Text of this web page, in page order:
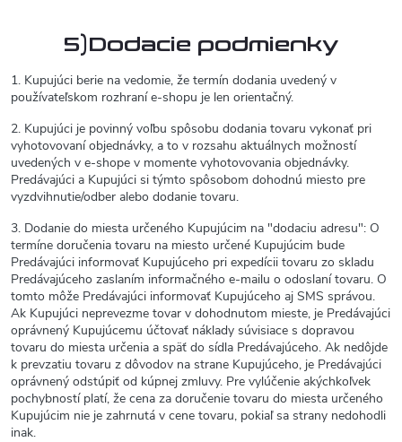
5)Dodacie podmienky
1. Kupujúci berie na vedomie, že termín dodania uvedený v
používateľskom rozhraní e-shopu je len orientačný.
2. Kupujúci je povinný voľbu spôsobu dodania tovaru vykonať pri
vyhotovovaní objednávky, a to v rozsahu aktuálnych možností
uvedených v e-shope v momente vyhotovovania objednávky.
Predávajúci a Kupujúci si týmto spôsobom dohodnú miesto pre
vyzdvihnutie/odber alebo dodanie tovaru.
3. Dodanie do miesta určeného Kupujúcim na "dodaciu adresu": O
termíne doručenia tovaru na miesto určené Kupujúcim bude
Predávajúci informovať Kupujúceho pri expedícii tovaru zo skladu
Predávajúceho zaslaním informačného e-mailu o odoslaní tovaru. O
tomto môže Predávajúci informovať Kupujúceho aj SMS správou.
Ak Kupujúci neprevezme tovar v dohodnutom mieste, je Predávajúci
oprávnený Kupujúcemu účtovať náklady súvisiace s dopravou
tovaru do miesta určenia a späť do sídla Predávajúceho. Ak nedôjde
k prevzatiu tovaru z dôvodov na strane Kupujúceho, je Predávajúci
oprávnený odstúpiť od kúpnej zmluvy. Pre vylúčenie akýchkoľvek
pochybností platí, že cena za doručenie tovaru do miesta určeného
Kupujúcim nie je zahrnutá v cene tovaru, pokiaľ sa strany nedohodli
inak.